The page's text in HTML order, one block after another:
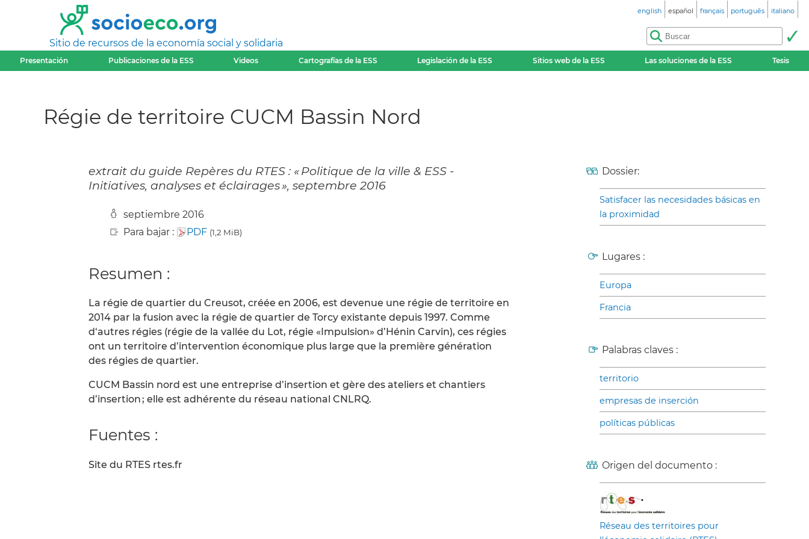
Sitio de recursos de la economía social y solidaria
english español français português italiano
Presentación Publicaciones de la ESS Videos Cartografías de la ESS Legislación de la ESS Sitios web de la ESS Las soluciones de la ESS Tesis
Régie de territoire CUCM Bassin Nord
extrait du guide Repères du RTES : « Politique de la ville & ESS -
Initiatives, analyses et éclairages », septembre 2016
septiembre 2016
Para bajar :
PDF (1,2 MiB)
Resumen :
La régie de quartier du Creusot, créée en 2006, est devenue une régie de territoire en
2014 par la fusion avec la régie de quartier de Torcy existante depuis 1997. Comme
d‘autres régies (régie de la vallée du Lot, régie «Impulsion» d’Hénin Carvin), ces régies
ont un territoire d’intervention économique plus large que la première génération
des régies de quartier.
CUCM Bassin nord est une entreprise d’insertion et gère des ateliers et chantiers
d’insertion ; elle est adhérente du réseau national CNLRQ.
Fuentes :
Site du RTES rtes.fr
Dossier:
Satisfacer las necesidades básicas en
la proximidad
Lugares :
Europa
Francia
Palabras claves :
territorio
empresas de inserción
políticas públicas
Origen del documento :
Réseau des territoires pour